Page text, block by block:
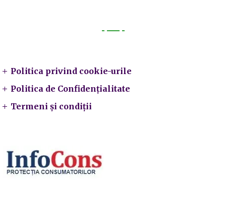
Politica privind cookie-urile
Politica de Confidențialitate
Termeni și condiții